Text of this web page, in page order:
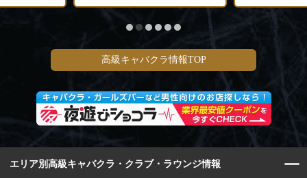
高級キャバクラ情報TOP
エリア別高級キャバクラ・クラブ・ラウンジ情報